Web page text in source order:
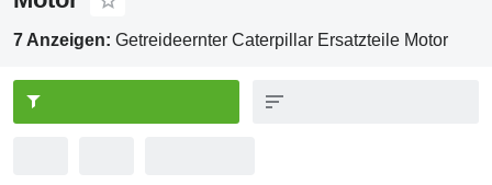
7 Anzeigen: Getreideernter Caterpillar Ersatzteile Motor